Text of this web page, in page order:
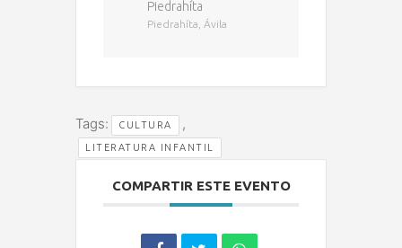
Piedrahíta
Piedrahíta, Ávila
Tags: CULTURA ,
LITERATURA INFANTIL
COMPARTIR ESTE EVENTO